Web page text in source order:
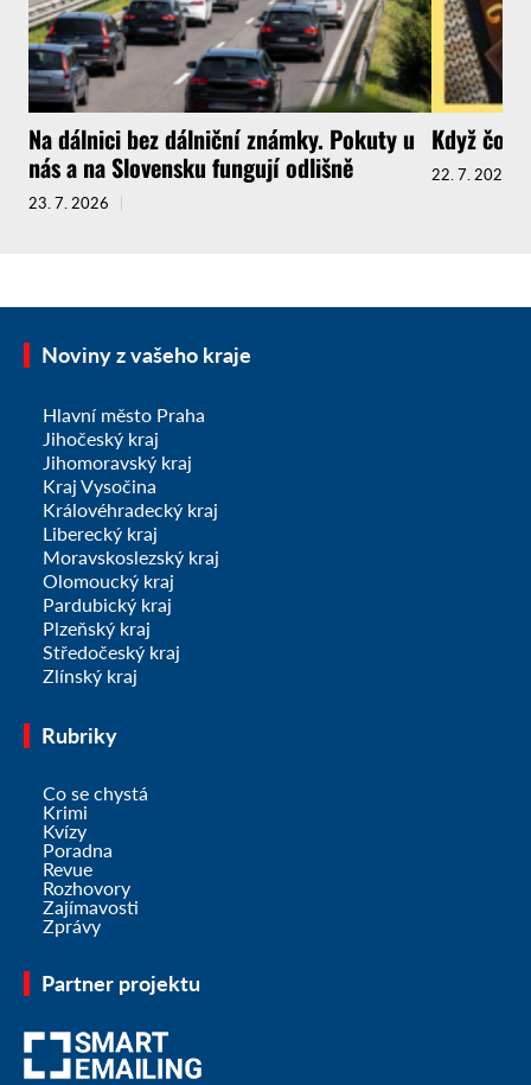
Na dálnici bez dálniční známky. Pokuty u
nás a na Slovensku fungují odlišně
23. 7. 2026
Když
22. 7. 2026
Noviny z vašeho kraje
Hlavní město Praha
Jihočeský kraj
Jihomoravský kraj
Kraj Vysočina
Královéhradecký kraj
Liberecký kraj
Moravskoslezský kraj
Olomoucký kraj
Pardubický kraj
Plzeňský kraj
Středočeský kraj
Zlínský kraj
Rubriky
Co se chystá
Krimi
Kvízy
Poradna
Revue
Rozhovory
Zajímavosti
Zprávy
Partner projektu